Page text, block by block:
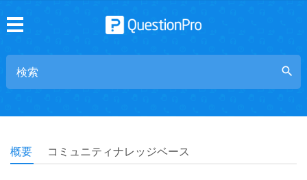
search
概要 コミュニティナレッジベース